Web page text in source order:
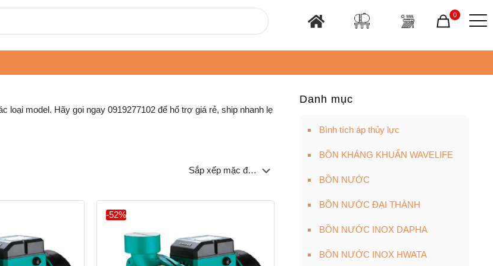
0
model. Hãy gọi ngay 0919277102 để hổ trợ giá rẻ, ship nhanh lẹ
-52%
Danh mục
Bình tích áp thủy lực
BỒN KHÁNG KHUẨN WAVELIFE
BỒN NƯỚC
BỒN NƯỚC ĐẠI THÀNH
BỒN NƯỚC INOX DAPHA
BỒN NƯỚC INOX HWATA